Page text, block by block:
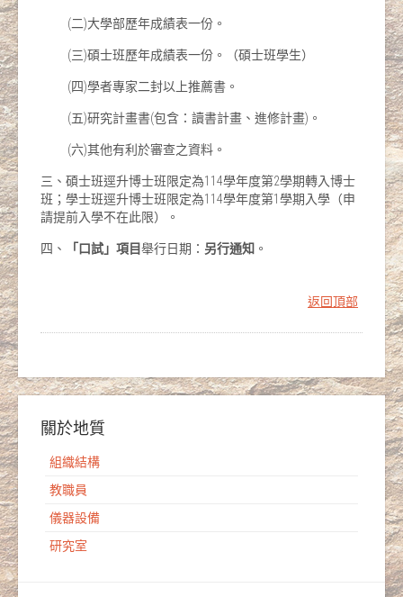
(二)大學部歷年成績表一份。
(三)碩士班歷年成績表一份。（碩士班學生）
(四)學者專家二封以上推薦書。
(五)研究計畫書(包含：讀書計畫、進修計畫)。
(六)其他有利於審查之資料。
三、碩士班逕升博士班限定為114學年度第2學期轉入博士
班；學士班逕升博士班限定為114學年度第1學期入學（申
請提前入學不在此限）。
四、 「口試」項目舉行日期： 另行通知 。
返回頂部
關於地質
組織結構
教職員
儀器設備
研究室